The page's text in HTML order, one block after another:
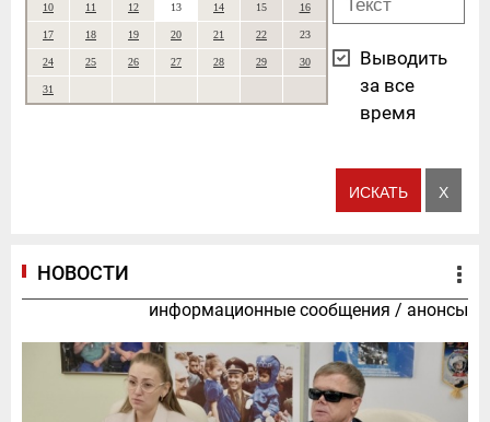
10 11 12 13 14 15 16
17 18 19 20 21 22 23
24 25 26 27 28 29 30
31
Выводить
за все
время
НОВОСТИ
информационные сообщения / анонсы